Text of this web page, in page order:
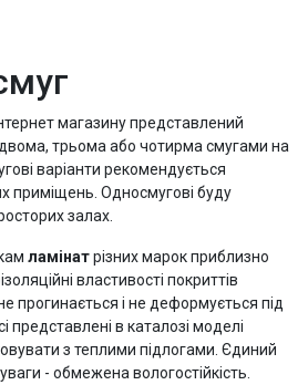
магазину представлений
трьома або чотирма смугами на
варіанти рекомендується
приміщень. Односмугові буду
залах.
ламінатрізних марок приблизно
властивості покриттів
прогинається і не деформується під
в каталозі моделі
з теплими підлогами. Єдиний
- обмежена вологостійкість.